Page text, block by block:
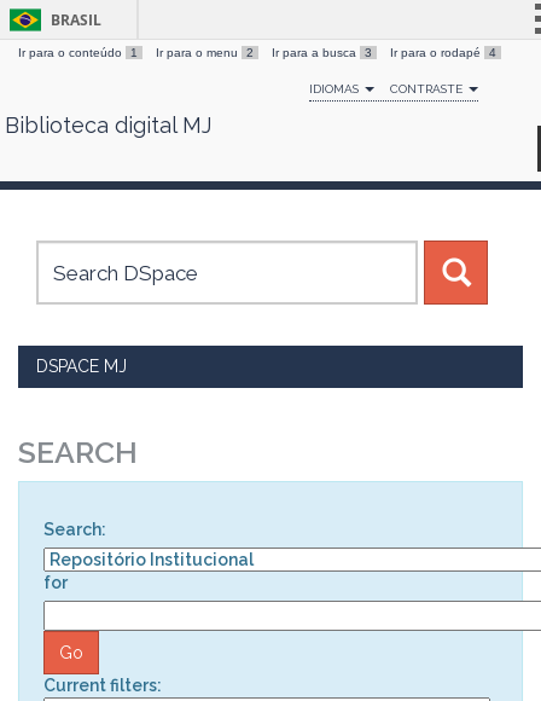
Skip
BRASIL
Simplifique!
Comunica BR
Canais
Ir para o conteúdo 1 Ir para o menu 2 Ir para a busca 3 Ir para o rodapé 4
IDIOMAS CONTRASTE
Biblioteca digital MJ
DSPACE MJ
SEARCH
Search:
for
Current filters: